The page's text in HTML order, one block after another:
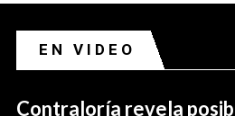
EN VIDEO
Contraloría revela